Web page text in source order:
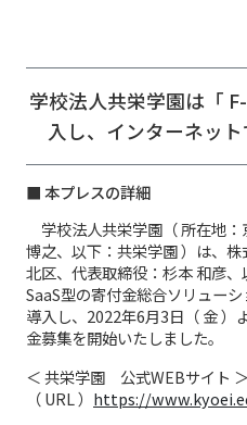
学校法人共栄学園は「
入し、 インターネッ
■ 本プレスの詳細
学校法人共栄学園（ 所在地
博之、以下：共栄学園 ）は、
北区、代表取締役：杉本 和彦
SaaS型の寄付金総合ソリュー
導入し、2022年6月3日（ 金 ）
金募集を開始いたしました。
＜ 共栄学園 公式WEBサイト ＞
（ URL ） https://